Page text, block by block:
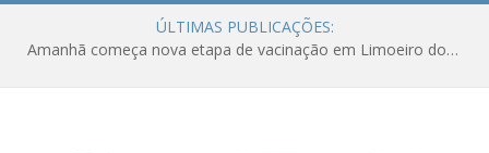
ÚLTIMAS PUBLICAÇÕES:
Amanhã começa nova etapa de vacinação em Limoeiro do Ajuru para idosos com 65 ou mais